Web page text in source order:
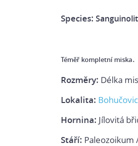
Species:
Téměř kompletní miska.
Rozměry: Délka
Lokalita:
Hornina: Jílovitá
Stáří: Paleozoikum